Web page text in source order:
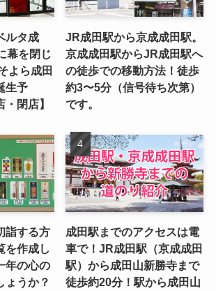
ルタ成
幕を閉じ
よら成田
生予
閉店】
JR成田駅から京成成田駅。
京成成田駅からJR成田駅へ
の徒歩での移動方法！徒歩
約3〜5分（信号待ち次第）
です。
詣する方
を作成し
年の心の
ょうか？
成田駅までのアクセスは電
車で！JR成田駅（京成成田
駅）から成田山新勝寺まで
徒歩約20分！駅から成田山